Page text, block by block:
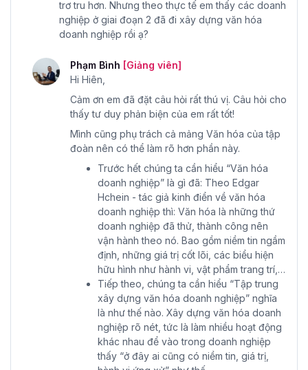
trơ tru hơn. Nhưng theo thực tế em thấy các doanh
nghiệp ở giai đoạn 2 đã đi xây dựng văn hóa
doanh nghiệp rồi ạ?
Phạm Bình [Giảng viên]
Hi Hiên,
Cảm ơn em đã đặt câu hỏi rất thú vị. Câu hỏi cho
thấy tư duy phản biện của em rất tốt!
Mình cũng phụ trách cả mảng Văn hóa của tập
đoàn nên có thể làm rõ hơn phần này.
Trước hết chúng ta cần hiểu “Văn hóa
doanh nghiệp” là gì đã: Theo Edgar
Hchein - tác giả kinh điển về văn hóa
doanh nghiệp thì: Văn hóa là những thứ
doanh nghiệp đã thử, thành công nên
vận hành theo nó. Bao gồm niềm tin ngầm
định, những giá trị cốt lõi, các biểu hiện
hữu hình như hành vi, vật phẩm trang trí,…
Tiếp theo, chúng ta cần hiểu “Tập trung
xây dựng văn hóa doanh nghiệp” nghĩa
là như thế nào. Xây dựng văn hóa doanh
nghiệp rõ nét, tức là làm nhiều hoạt động
khác nhau để vào trong doanh nghiệp
thấy “ở đây ai cũng có niềm tin, giá trị,